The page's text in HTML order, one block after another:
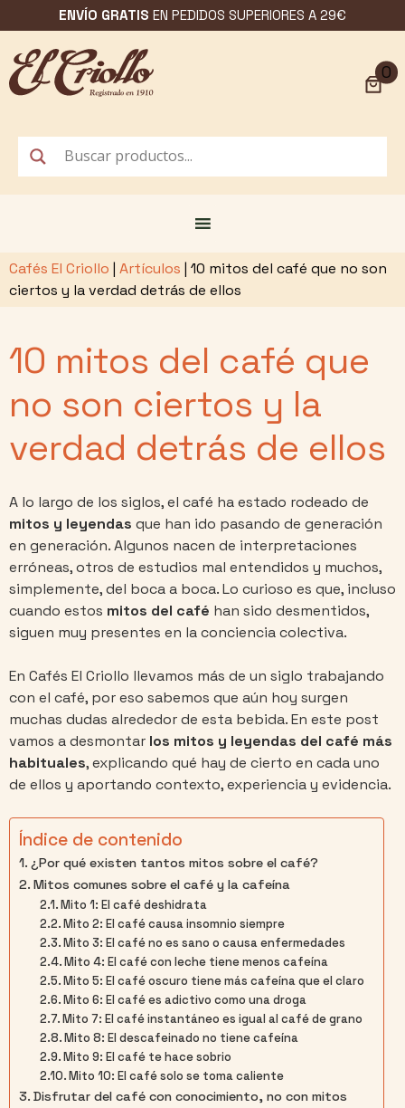
al
contenido
ENVÍO GRATIS EN PEDIDOS SUPERIORES A 29€
0
Cafés El Criollo | Artículos | 10 mitos del café que no son
ciertos y la verdad detrás de ellos
10 mitos del café que
no son ciertos y la
verdad detrás de ellos
A lo largo de los siglos, el café ha estado rodeado de
mitos y leyendas que han ido pasando de generación
en generación. Algunos nacen de interpretaciones
erróneas, otros de estudios mal entendidos y muchos,
simplemente, del boca a boca. Lo curioso es que, incluso
cuando estos mitos del café han sido desmentidos,
siguen muy presentes en la conciencia colectiva.
En Cafés El Criollo llevamos más de un siglo trabajando
con el café, por eso sabemos que aún hoy surgen
muchas dudas alrededor de esta bebida. En este post
vamos a desmontar los mitos y leyendas del café más
habituales, explicando qué hay de cierto en cada uno
de ellos y aportando contexto, experiencia y evidencia.
Índice de contenido
¿Por qué existen tantos mitos sobre el café?
Mitos comunes sobre el café y la cafeína
Mito 1: El café deshidrata
Mito 2: El café causa insomnio siempre
Mito 3: El café no es sano o causa enfermedades
Mito 4: El café con leche tiene menos cafeína
Mito 5: El café oscuro tiene más cafeína que el claro
Mito 6: El café es adictivo como una droga
Mito 7: El café instantáneo es igual al café de grano
Mito 8: El descafeinado no tiene cafeína
Mito 9: El café te hace sobrio
Mito 10: El café solo se toma caliente
Disfrutar del café con conocimiento, no con mitos